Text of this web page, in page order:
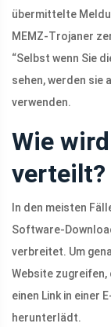
übermittelte
MEMZ-Trojaner
“Selbst wenn Sie
sehen, werden sie
verwenden.
Wie
verteilt?
In den meisten
Software-
verbreitet. Um
Website
einen Link in einer
herunterlädt.